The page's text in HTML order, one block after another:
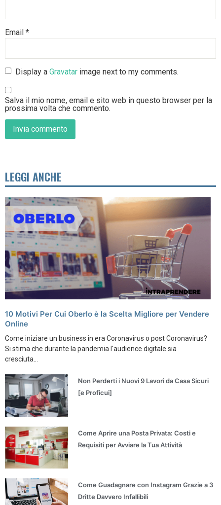
Email *
Display aGravatar image next to my comments.
Salva il mio nome, email e sito web in questo browser per la
prossima volta che commento.
LEGGI ANCHE
10 Motivi Per Cui Oberlo è la Scelta Migliore per Vendere
Online
Come iniziare un business in era Coronavirus o post Coronavirus?
Si stima che durante la pandemia l'audience digitale sia
cresciuta...
Non Perderti i Nuovi 9 Lavori da Casa Sicuri
[e Proficui]
Come Aprire una Posta Privata: Costi e
Requisiti per Avviare la Tua Attività
Come Guadagnare con Instagram Grazie a 3
Dritte Davvero Infallibili